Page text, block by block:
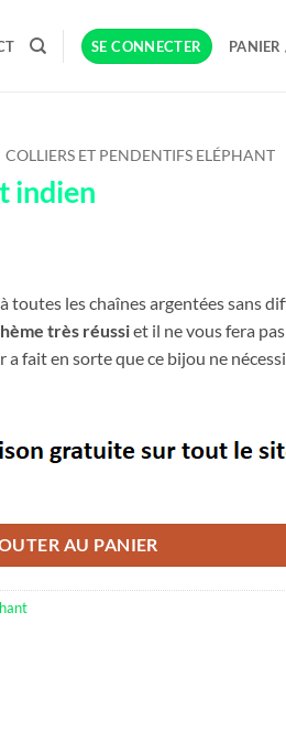
SE CONNECTER
COLLIERS ET PENDENTIFS ELÉPHANT
indien
toutes les chaînes argentées sans
très réussiet il ne vous fera
fait en sorte que ce bijou ne
AU PANIER